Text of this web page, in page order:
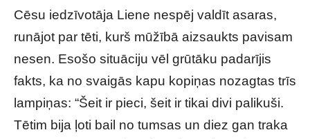
Cēsu iedzīvotāja Liene nespēj valdīt asaras,
runājot par tēti, kurš mūžībā aizsaukts pavisam
nesen. Esošo situāciju vēl grūtāku padarījis
fakts, ka no svaigās kapu kopiņas nozagtas trīs
lampiņas: “Šeit ir pieci, šeit ir tikai divi palikuši.
Tētim bija ļoti bail no tumsas un diez gan traka